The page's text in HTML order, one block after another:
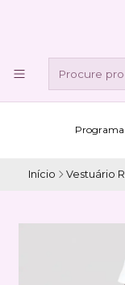
Programa
Início Vestuário